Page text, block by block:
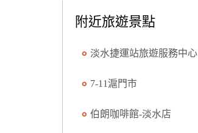
附近旅遊景點
淡水捷運站旅遊服務中心
7-11滬門市
伯朗咖啡館-淡水店